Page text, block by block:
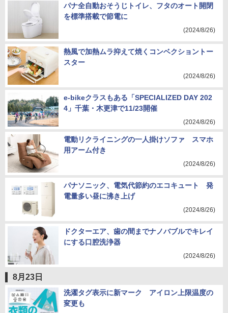
パナ全自動おそうじトイレ、フタのオート開閉
を標準搭載で節電に
(2024/8/26)
熱風で加熱ムラ抑えて焼くコンベクショントー
スター
(2024/8/26)
e-bikeクラスもある「SPECIALIZED DAY 202
4」千葉・木更津で11/23開催
(2024/8/26)
電動リクライニングの一人掛けソファ スマホ
用アーム付き
(2024/8/26)
パナソニック、電気代節約のエコキュート 発
電量多い昼に沸き上げ
(2024/8/26)
ドクターエア、歯の間までナノバブルでキレイ
にする口腔洗浄器
(2024/8/26)
8月23日
洗濯タグ表示に新マーク アイロン上限温度の
変更も